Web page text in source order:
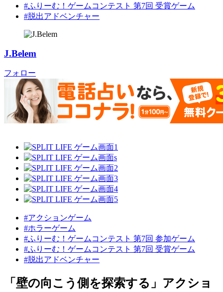
#ふりーむ！ゲームコンテスト 第7回 受賞ゲーム
#脱出アドベンチャー
J.Belem
フォロー
#アクションゲーム
#ホラーゲーム
#ふりーむ！ゲームコンテスト 第7回 参加ゲーム
#ふりーむ！ゲームコンテスト 第7回 受賞ゲーム
#脱出アドベンチャー
「壁の向こう側を探索する」アクショ